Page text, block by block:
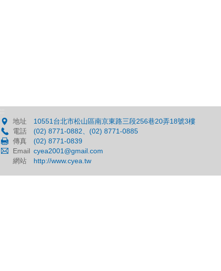
:::
地址
10551台北市松山區南京東路三段256巷20弄18號3樓
電話
(02) 8771-0882、(02) 8771-0885
傳真
(02) 8771-0839
Email cyea2001@gmail.com
網站
http://www.cyea.tw